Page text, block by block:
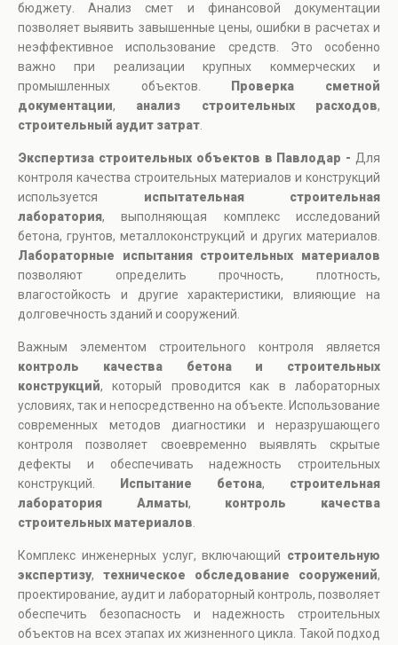
бюджету. Анализ смет и финансовой документации
позволяет выявить завышенные цены, ошибки в расчетах и
неэффективное использование средств. Это особенно
важно при реализации крупных коммерческих и
промышленных объектов.
Проверка сметной
документации, анализ строительных расходов,
строительный аудит затрат
Экспертиза строительных объектов в Павлодар - Для
контроля качества строительных материалов и конструкций
используется испытательная строительная
лаборатория, выполняющая комплекс исследований
бетона, грунтов, металлоконструкций и других материалов.
Лабораторные испытания строительных материалов
позволяют определить прочность, плотность,
влагостойкость и другие характеристики, влияющие на
долговечность зданий и сооружений.
Важным элементом строительного контроля является
контроль качества бетона и строительных
конструкций, который проводится как в лабораторных
условиях, так и непосредственно на объекте. Использование
современных методов диагностики и неразрушающего
контроля позволяет своевременно выявлять скрытые
дефекты и обеспечивать надежность строительных
конструкций.
Испытание бетона, строительная
лаборатория Алматы, контроль качества
строительных материалов
Комплекс инженерных услуг, включающий строительную
экспертизу, техническое обследование сооружений,
проектирование, аудит и лабораторный контроль, позволяет
обеспечить безопасность и надежность строительных
объектов на всех этапах их жизненного цикла. Такой подход